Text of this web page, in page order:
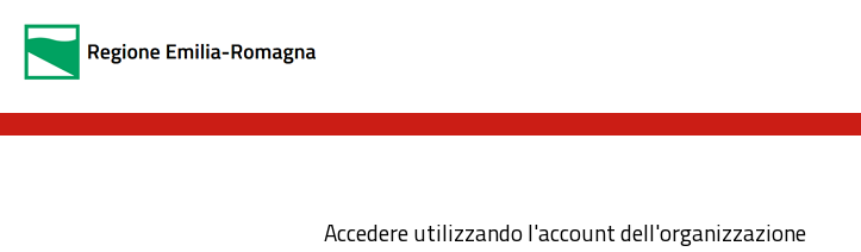
Accedere utilizzando l'account dell'organizzazione